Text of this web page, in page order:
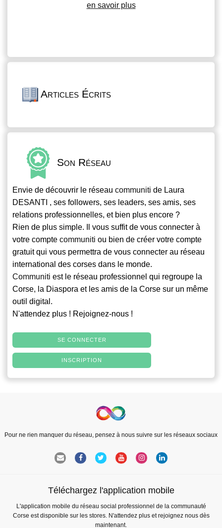
en savoir plus
Articles Écrits
Son Réseau
Envie de découvrir le réseau communiti de Laura
DESANTI , ses followers, ses leaders, ses amis, ses
relations professionnelles, et bien plus encore ?
Rien de plus simple. Il vous suffit de vous connecter à
votre compte communiti ou bien de créer votre compte
gratuit qui vous permettra de vous connecter au réseau
international des corses dans le monde.
Communiti est le réseau professionnel qui regroupe la
Corse, la Diaspora et les amis de la Corse sur un même
outil digital.
N'attendez plus ! Rejoignez-nous !
SE CONNECTER
INSCRIPTION
Pour ne rien manquer du réseau, pensez à nous suivre sur les réseaux sociaux
Téléchargez l'application mobile
L'application mobile du réseau social professionnel de la communauté
Corse est disponible sur les stores. N'attendez plus et rejoignez nous dès
maintenant.